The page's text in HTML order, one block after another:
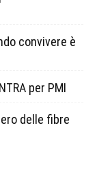
convivere è
per PMI
delle fibre